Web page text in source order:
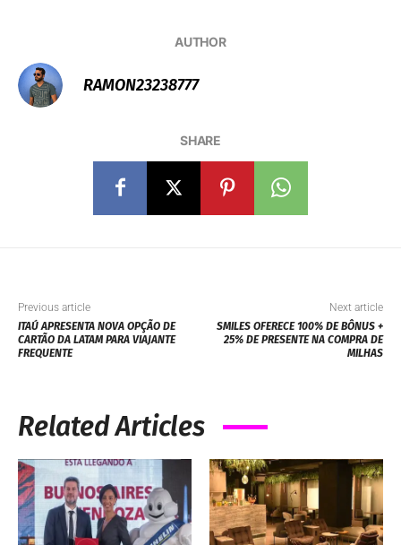
AUTHOR
RAMON23238777
SHARE
Previous article
ITAÚ APRESENTA NOVA OPÇÃO DE
CARTÃO DA LATAM PARA VIAJANTE
FREQUENTE
Next article
SMILES OFERECE 100% DE BÔNUS +
25% DE PRESENTE NA COMPRA DE
MILHAS
Related Articles